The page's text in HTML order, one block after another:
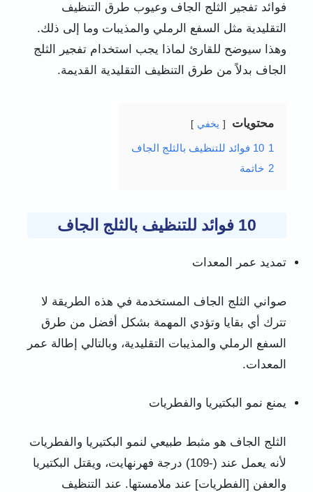
فوائد تفجير الثلج الجاف وعيوب طرق التنظيف
التقليدية مثل السفع الرملي والمذيبات وما إلى ذلك.
وهذا سيوضح للقارئ لماذا يجب استخدام تفجير الثلج
الجاف بدلاً من طرق التنظيف التقليدية القديمة.
محتويات يخفي
1 10 فوائد للتنظيف بالثلج الجاف
2 خاتمة
10 فوائد للتنظيف بالثلج الجاف
تمديد عمر المعدات
صواني الثلج الجاف المستخدمة في هذه الطريقة لا
تترك أي بقايا وتؤدي المهمة بشكل أفضل من طرق
السفع الرملي والمذيبات التقليدية، وبالتالي إطالة عمر
المعدات.
يمنع نمو البكتيريا والفطريات
الثلج الجاف هو مثبط طبيعي لنمو البكتيريا والفطريات
لأنه يعمل عند (-109) درجة فهرنهايت، ويقتل البكتيريا
والعفن [الفطريات] عند ملامستها. عند التنظيف